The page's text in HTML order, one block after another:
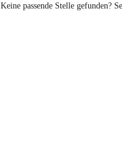
Keine passende Stelle gefunden?